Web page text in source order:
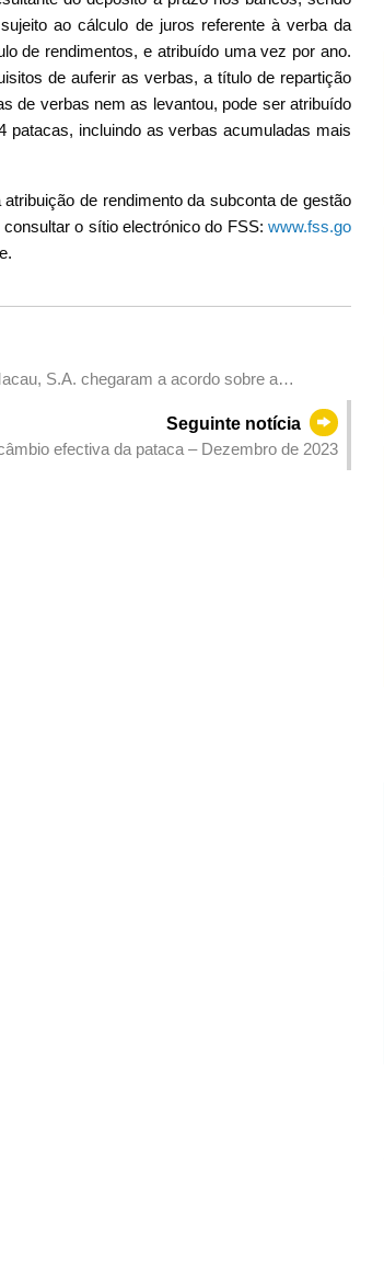
ao cálculo de juros referente à verba da
de rendimentos, e atribuído uma vez por ano.
de auferir as verbas, a título de repartição
de verbas nem as levantou, pode ser atribuído
patacas, incluindo as verbas acumuladas mais
de rendimento da subconta de gestão
o sítio electrónico do FSS: www.fss.go
S.A. chegaram a acordo sobre a
Seguinte notícia
Reservas cambiais oficiais e taxa de câmbio efectiva da pataca – Dezembro de 2023